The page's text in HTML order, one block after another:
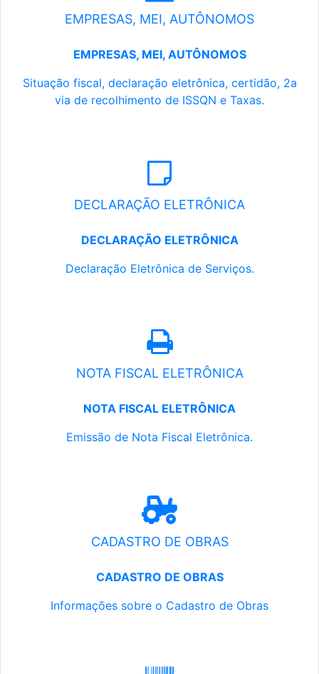
EMPRESAS, MEI, AUTÔNOMOS
EMPRESAS, MEI, AUTÔNOMOS
Situação fiscal, declaração eletrônica, certidão, 2a
via de recolhimento de ISSQN e Taxas.
DECLARAÇÃO ELETRÔNICA
DECLARAÇÃO ELETRÔNICA
Declaração Eletrônica de Serviços.
NOTA FISCAL ELETRÔNICA
NOTA FISCAL ELETRÔNICA
Emissão de Nota Fiscal Eletrônica.
CADASTRO DE OBRAS
CADASTRO DE OBRAS
Informações sobre o Cadastro de Obras